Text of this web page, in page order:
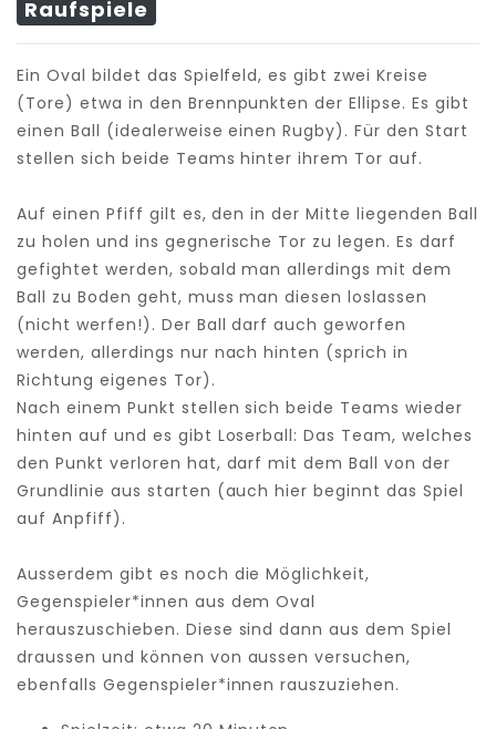
Raufspiele
Ein Oval bildet das Spielfeld, es gibt zwei Kreise
(Tore) etwa in den Brennpunkten der Ellipse. Es gibt
einen Ball (idealerweise einen Rugby). Für den Start
stellen sich beide Teams hinter ihrem Tor auf.
Auf einen Pfiff gilt es, den in der Mitte liegenden Ball
zu holen und ins gegnerische Tor zu legen. Es darf
gefightet werden, sobald man allerdings mit dem
Ball zu Boden geht, muss man diesen loslassen
(nicht werfen!). Der Ball darf auch geworfen
werden, allerdings nur nach hinten (sprich in
Richtung eigenes Tor).
Nach einem Punkt stellen sich beide Teams wieder
hinten auf und es gibt Loserball: Das Team, welches
den Punkt verloren hat, darf mit dem Ball von der
Grundlinie aus starten (auch hier beginnt das Spiel
auf Anpfiff).
Ausserdem gibt es noch die Möglichkeit,
Gegenspieler*innen aus dem Oval
herauszuschieben. Diese sind dann aus dem Spiel
draussen und können von aussen versuchen,